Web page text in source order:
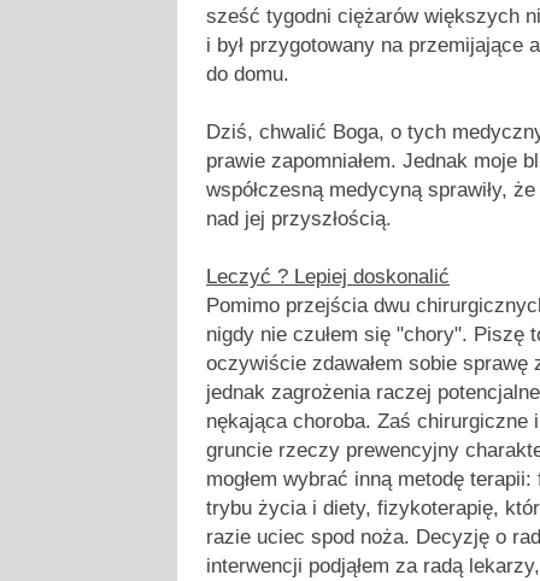
sześć tygodni ciężarów większych
i był przygotowany na przemijające
do domu.
Dziś, chwalić Boga, o tych
prawie zapomniałem. Jednak moje
współczesną medycyną sprawiły,
nad jej przyszłością.
Leczyć ? Lepiej doskonalić
Pomimo przejścia dwu
nigdy nie czułem się "chory". Piszę
oczywiście zdawałem sobie sprawę
jednak zagrożenia raczej
nękająca choroba. Zaś chirurgiczne
gruncie rzeczy prewencyjny
mogłem wybrać inną metodę
trybu życia i diety, fizykoterapię,
razie uciec spod noża. Decyzję o
interwencji podjąłem za radą